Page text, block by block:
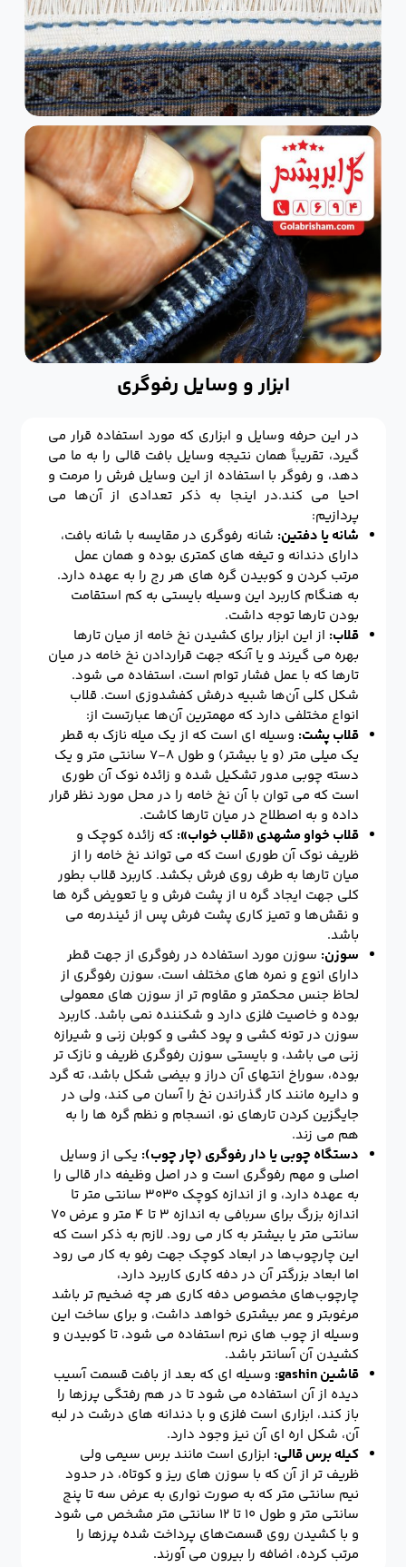
ابزار و وسایل رفوگری
در این حرفه وسایل و ابزاری که مورد استفاده قرار می
گیرد، تقریباً همان نتیجه وسایل بافت قالی را به ما می
دهد، و رفوگر با استفاده از این وسایل فرش را مرمت و
احیا می کند.در اینجا به ذکر تعدادی از آن‌ها می
پردازیم:
شانه یا دفتین: شانه رفوگری در مقایسه با شانه بافت،
دارای دندانه و تیغه های کمتری بوده و همان عمل
مرتب کردن و کوبیدن گره های هر رج را به عهده دارد.
به هنگام کاربرد این وسیله بایستی به کم استقامت
بودن تارها توجه داشت.
قلاب: از این ابزار برای کشیدن نخ خامه از میان تارها
بهره می گیرند و یا آنکه جهت قراردادن نخ خامه در میان
تارها که با عمل فشار توام است، استفاده می شود.
شکل کلی آن‌ها شبیه درفش کفشدوزی است. قلاب
انواع مختلفی دارد که مهمترین آن‌ها عبارتست از:
قلاب پشت: وسیله ای است که از یک میله نازک به قطر
یک میلی متر (و یا بیشتر) و طول ۸-۷ سانتی متر و یک
دسته چوبی مدور تشکیل شده و زائده نوک آن طوری
است که می توان با آن نخ خامه را در محل مورد نظر قرار
داده و به اصطلاح در میان تارها کاشت.
قلاب خواو مشهدی «قلاب خواب»: که زائده کوچک و
ظریف نوک آن طوری است که می تواند نخ خامه را از
میان تارها به طرف روی فرش بکشد. کاربرد قلاب بطور
کلی جهت ایجاد گره u از پشت فرش و یا تعویض گره ها
و نقش‌ها و تمیز کاری پشت فرش پس از ئیندرمه می
باشد.
سوزن: سوزن مورد استفاده در رفوگری از جهت قطر
دارای انوع و نمره های مختلف است، سوزن رفوگری از
لحاظ جنس محکمتر و مقاوم تر از سوزن های معمولی
بوده و خاصیت فلزی دارد و شکننده نمی باشد. کاربرد
سوزن در تونه کشی و پود کشی و کوبلن زنی و شیرازه
زنی می باشد، و بایستی سوزن رفوگری ظریف و نازک تر
بوده، سوراخ انتهای آن دراز و بیضی شکل باشد، ته گرد
و دایره مانند کار گذراندن نخ را آسان می کند، ولی در
جایگزین کردن تارهای نو، انسجام و نظم گره ها را به
هم می زند.
دستگاه چوبی یا دار رفوگری (چار چوب): یکی از وسایل
اصلی و مهم رفوگری است و در اصل وظیفه دار قالی را
به عهده دارد، و از اندازه کوچک ۳۰۳۰ سانتی متر تا
اندازه بزرگ برای سربافی به اندازه ۳ تا ۴ متر و عرض ۷۰
سانتی متر یا بیشتر به کار می رود. لازم به ذکر است که
این چارچوب‌ها در ابعاد کوچک جهت رفو به کار می رود
اما ابعاد بزرگتر آن در دفه کاری کاربرد دارد،
چارچوب‌های مخصوص دفه کاری هر چه ضخیم تر باشد
مرغوبتر و عمر بیشتری خواهد داشت، و برای ساخت این
وسیله از چوب های نرم استفاده می شود، تا کوبیدن و
کشیدن آن آسانتر باشد.
قاشین gashin:
وسیله ای که بعد از بافت قسمت آسیب
دیده از آن استفاده می شود تا در هم رفتگی پرزها را
باز کند، ابزاری است فلزی و با دندانه های درشت در لبه
آن، شکل اره ای آن نیز وجود دارد.
کیله برس قالی: ابزاری است مانند برس سیمی ولی
ظریف تر از آن که با سوزن های ریز و کوتاه، در حدود
نیم سانتی متر که به صورت نواری به عرض سه تا پنج
سانتی متر و طول ۱۰ تا ۱۲ سانتی متر مشخص می شود
و با کشیدن روی قسمت‌های پرداخت شده پرزها را
مرتب کرده، اضافه را بیرون می آورند.